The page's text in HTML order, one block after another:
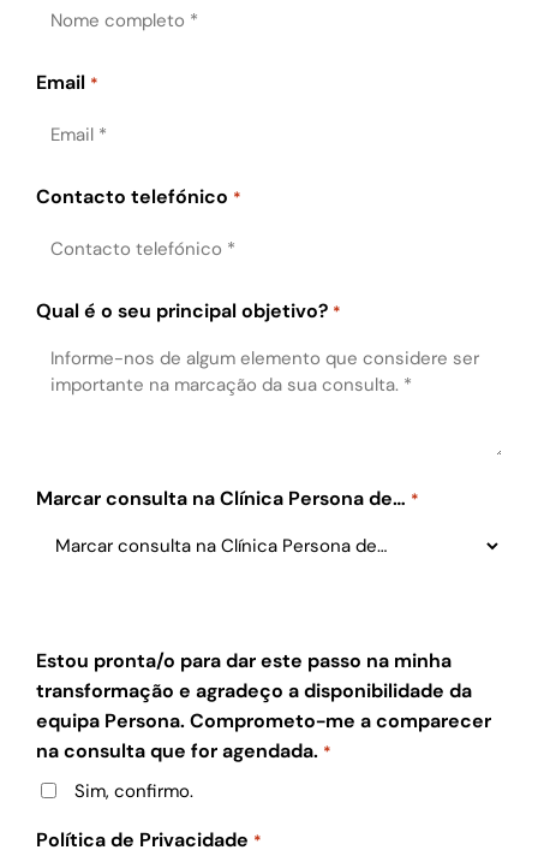
Email *
Contacto telefónico *
Qual é o seu principal objetivo? *
Marcar consulta na Clínica Persona de… *
Estou pronta/o para dar este passo na minha
transformação e agradeço a disponibilidade da
equipa Persona. Comprometo-me a comparecer
na consulta que for agendada. *
Sim, confirmo.
Política de Privacidade *